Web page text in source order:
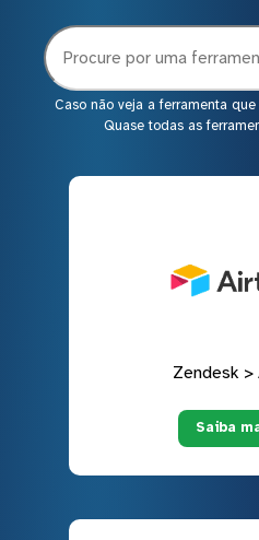
Caso não veja a ferramenta
Quase todas as
Zendesk >
Saiba